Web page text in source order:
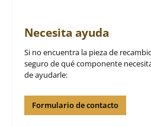
Necesita ayuda
Si no encuentra la pieza de
seguro de qué componente
de ayudarle:
Formulario de contacto